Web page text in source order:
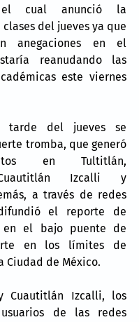
cual anunció la
del jueves ya que
anegaciones en el
reanudando las
este viernes
tarde del jueves se
tromba, que generó
en Tultitlán,
Izcalli y
a través de redes
el reporte de
en el bajo puente de
en los límites de
Ciudad de México.
Cuautitlán Izcalli, los
de las redes